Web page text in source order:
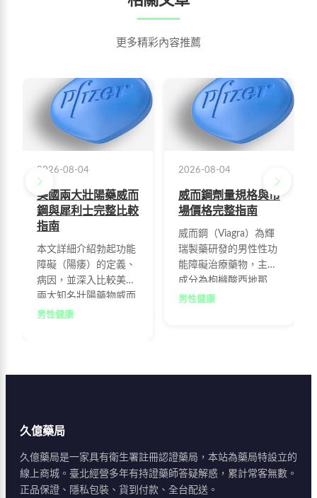
更多精彩內容推薦
2026-08-04
美國兩大壯陽藥威而
鋼與犀利士完整比較
指南
本文詳細介紹勃起功能
障礙（陽痿）的定義、
病因，並深入比較美國
兩大知名壯陽藥物威而
鋼與犀利士的功效、劑
男性健康
2026-08-04
威而鋼劑量規格與市
場價格完整指南
威而鋼（Viagra）為輝
瑞製藥研發的男性性功
能障礙治療藥物，主要
成分為枸櫞酸西地那
非，每粒100mg。本文
劑量調整與注意事項，
男性健康
久億藥局
久億藥局是一家具有衛生署註冊認證藥局，本站為藥局特設立的
線上商城。臺北經營多年有持證藥師答疑解惑，累計常客無數。
正品保證、隱私包裝、貨到付款、全台配送。